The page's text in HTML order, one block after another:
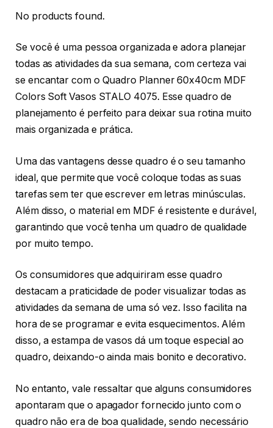
No products found.
Se você é uma pessoa organizada e adora planejar
todas as atividades da sua semana, com certeza vai
se encantar com o Quadro Planner 60x40cm MDF
Colors Soft Vasos STALO 4075. Esse quadro de
planejamento é perfeito para deixar sua rotina muito
mais organizada e prática.
Uma das vantagens desse quadro é o seu tamanho
ideal, que permite que você coloque todas as suas
tarefas sem ter que escrever em letras minúsculas.
Além disso, o material em MDF é resistente e durável,
garantindo que você tenha um quadro de qualidade
por muito tempo.
Os consumidores que adquiriram esse quadro
destacam a praticidade de poder visualizar todas as
atividades da semana de uma só vez. Isso facilita na
hora de se programar e evita esquecimentos. Além
disso, a estampa de vasos dá um toque especial ao
quadro, deixando-o ainda mais bonito e decorativo.
No entanto, vale ressaltar que alguns consumidores
apontaram que o apagador fornecido junto com o
quadro não era de boa qualidade, sendo necessário